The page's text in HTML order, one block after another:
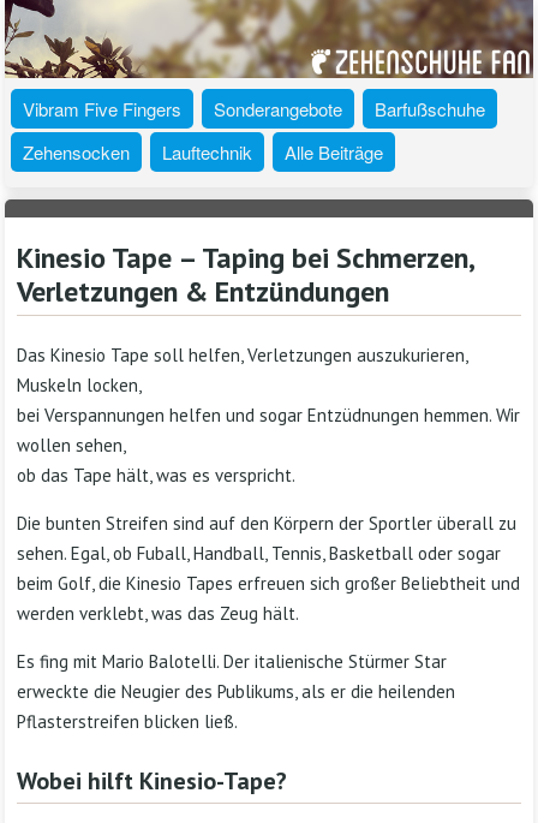
Vibram Five Fingers Sonderangebote
Barfußschuhe
Zehensocken
Lauftechnik Alle Beiträge
Kinesio Tape – Taping bei Schmerzen,
Verletzungen & Entzündungen
Das Kinesio Tape soll helfen, Verletzungen auszukurieren,
Muskeln locken,
bei Verspannungen helfen und sogar Entzüdnungen hemmen. Wir
wollen sehen,
ob das Tape hält, was es verspricht.
Die bunten Streifen sind auf den Körpern der Sportler überall zu
sehen. Egal, ob Fuball, Handball, Tennis, Basketball oder sogar
beim Golf, die Kinesio Tapes erfreuen sich großer Beliebtheit und
werden verklebt, was das Zeug hält.
Es fing mit Mario Balotelli. Der italienische Stürmer Star
erweckte die Neugier des Publikums, als er die heilenden
Pflasterstreifen blicken ließ.
Wobei hilft Kinesio-Tape?